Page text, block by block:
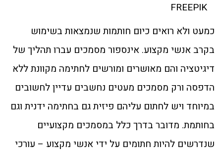
FREEPIK
כמעט ולא רואים כיום חותמות שנמצאות בשימוש
בקרב אנשי מקצוע. אינספור מסמכים עברו תהליך של
דיגיטציה והם מאושרים ומורשים לחתימה מקוונת ללא
הדפסה ורק מסמכים מעטים נחשבים עדיין לחשובים
במיוחד ויש לחתום עליהם פיזית גם בחתימה ידנית וגם
בחותמת. מדובר בדרך כלל במסמכים מקצועיים
שנדרשים להיות חתומים על ידי אנשי מקצוע – עורכי